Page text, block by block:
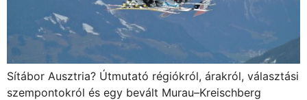
Sítábor Ausztria? Útmutató régiókról, árakról, választási
szempontokról és egy bevált Murau–Kreischberg